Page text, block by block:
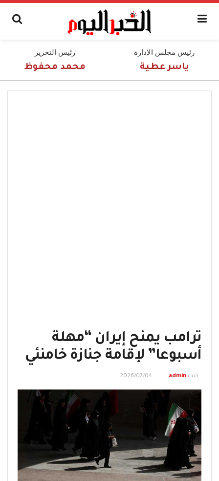
رئيس مجلس الإدارة
ياسر عطية
رئيس التحرير
محمد محفوظ
ترامب يمنح إيران “مهلة
أسبوعا” لإقامة جنازة خامنئي
كتب admin
2026/07/04